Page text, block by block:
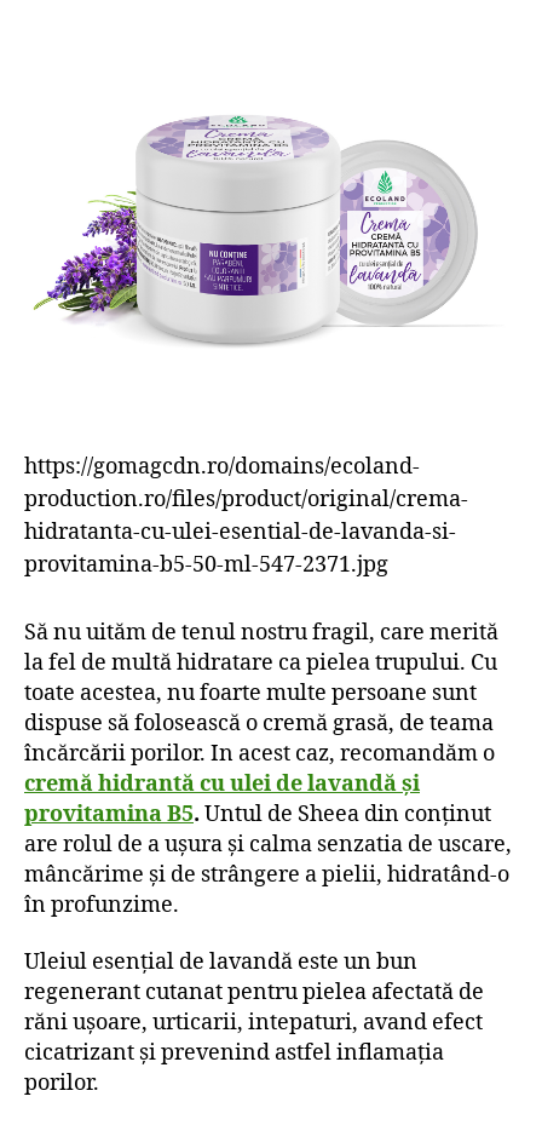
https://gomagcdn.ro/domains/ecoland-
production.ro/files/product/original/crema-
hidratanta-cu-ulei-esential-de-lavanda-si-
provitamina-b5-50-ml-547-2371.jpg
Să nu uităm de tenul nostru fragil, care merită
la fel de multă hidratare ca pielea trupului. Cu
toate acestea, nu foarte multe persoane sunt
dispuse să folosească o cremă grasă, de teama
încărcării porilor. In acest caz, recomandăm o
cremă hidrantă cu ulei de lavandă și
provitamina B5. Untul de Sheea din conținut
are rolul de a ușura și calma senzatia de uscare,
mâncărime și de strângere a pielii, hidratând-o
în profunzime.
Uleiul esențial de lavandă este un bun
regenerant cutanat pentru pielea afectată de
răni ușoare, urticarii, intepaturi, avand efect
cicatrizant și prevenind astfel inflamația
porilor.